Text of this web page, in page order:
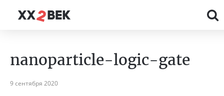
nanoparticle-logic-gate
9 сентября 2020